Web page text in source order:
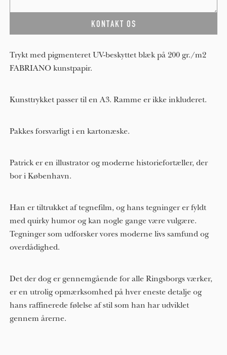
Trykt med pigmenteret UV-beskyttet blæk på 200 gr./m2
FABRIANO kunstpapir.
Kunsttrykket passer til en A3. Ramme er ikke inkluderet.
Pakkes forsvarligt i en kartonæske.
Patrick er en illustrator og moderne historiefortæller, der
bor i København.
Han er tiltrukket af tegnefilm, og hans tegninger er fyldt
med quirky humor og kan nogle gange være vulgære.
Tegninger som udforsker vores moderne livs samfund og
overdådighed.
Det der dog er gennemgående for alle Ringsborgs værker,
er en utrolig opmærksomhed på hver eneste detalje og
hans raffinerede følelse af stil som han har udviklet
gennem årerne.